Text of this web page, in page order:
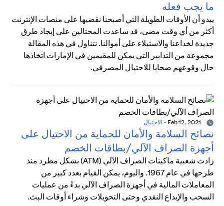
ما يجب فعله
يبدو أن الأوقات الطويلة التي أصبحنا نقضيها على منصات الإنترنت
أكثر من أي وقت مضى، قد ساعدت المحتالين على إيجاد طرق
جديدة لخداعنا والاستيلاء على أموالنا. نتناول في هذه المقالة
مجموعة من التدابير التي يمكن للمقيمين في الإمارات اتخاذها
حال وقوعهم ضحايا للاحتيال المصرفي.
- الاحتيال
نصائح السلامة والأمان للحماية من الاحتيال على
أجهزة الصراف الآلي/بطاقات الخصم
زادت شعبية ماكينات الصراف الآلي (ATM) بشكل مطرد منذ
طرحها في عام 1967. واليوم، يمكن القيام بعدد كبير من
المعاملات المالية في أجهزة الصراف الآلي بدءً من عمليات
السحب والإيداع النقدي وحتى التحويلات وشراء أوقات البث.